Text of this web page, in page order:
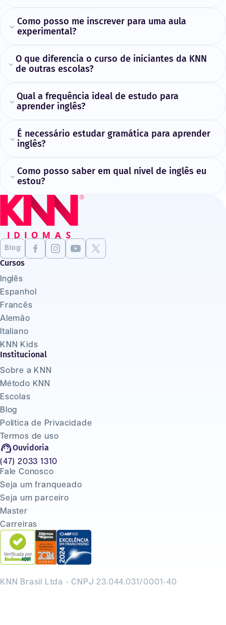
Como posso me inscrever para uma aula
experimental?
O que diferencia o curso de iniciantes da KNN
de outras escolas?
Qual a frequência ideal de estudo para
aprender inglês?
É necessário estudar gramática para aprender
inglês?
Como posso saber em qual nível de inglês eu
estou?
Blog
KNN Brasil Ltda - CNPJ 23.044.031/0001-40
Cursos
Inglês
Espanhol
Francês
Alemão
Italiano
KNN Kids
Institucional
Sobre a KNN
Método KNN
Escolas
Blog
Política de Privacidade
Termos de uso
Ouvidoria
(47) 2033 1310
Fale Conosco
Seja um franqueado
Seja um parceiro
Master
Carreiras